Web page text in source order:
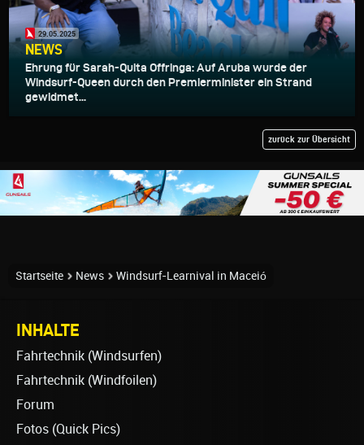
29.05.2025
NEWS
Ehrung für Sarah-Quita Offringa: Auf Aruba wurde der
Windsurf-Queen durch den Premierminister ein Strand
gewidmet...
zurück zur Übersicht
Startseite News Windsurf-Learnival in Maceió
INHALTE
Fahrtechnik (Windsurfen)
Fahrtechnik (Windfoilen)
Forum
Fotos (Quick Pics)